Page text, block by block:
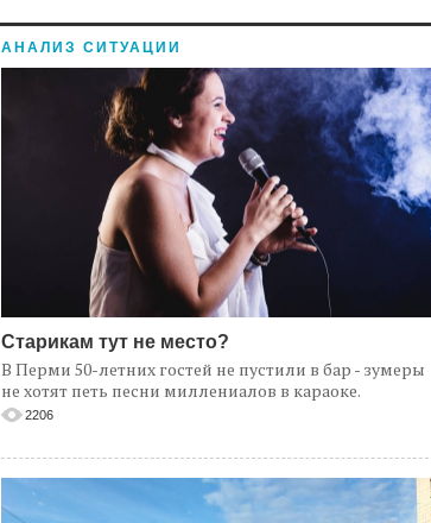
АНАЛИЗ СИТУАЦИИ
Старикам тут не место?
В Перми 50-летних гостей не пустили в бар - зумеры
не хотят петь песни миллениалов в караоке.
2206